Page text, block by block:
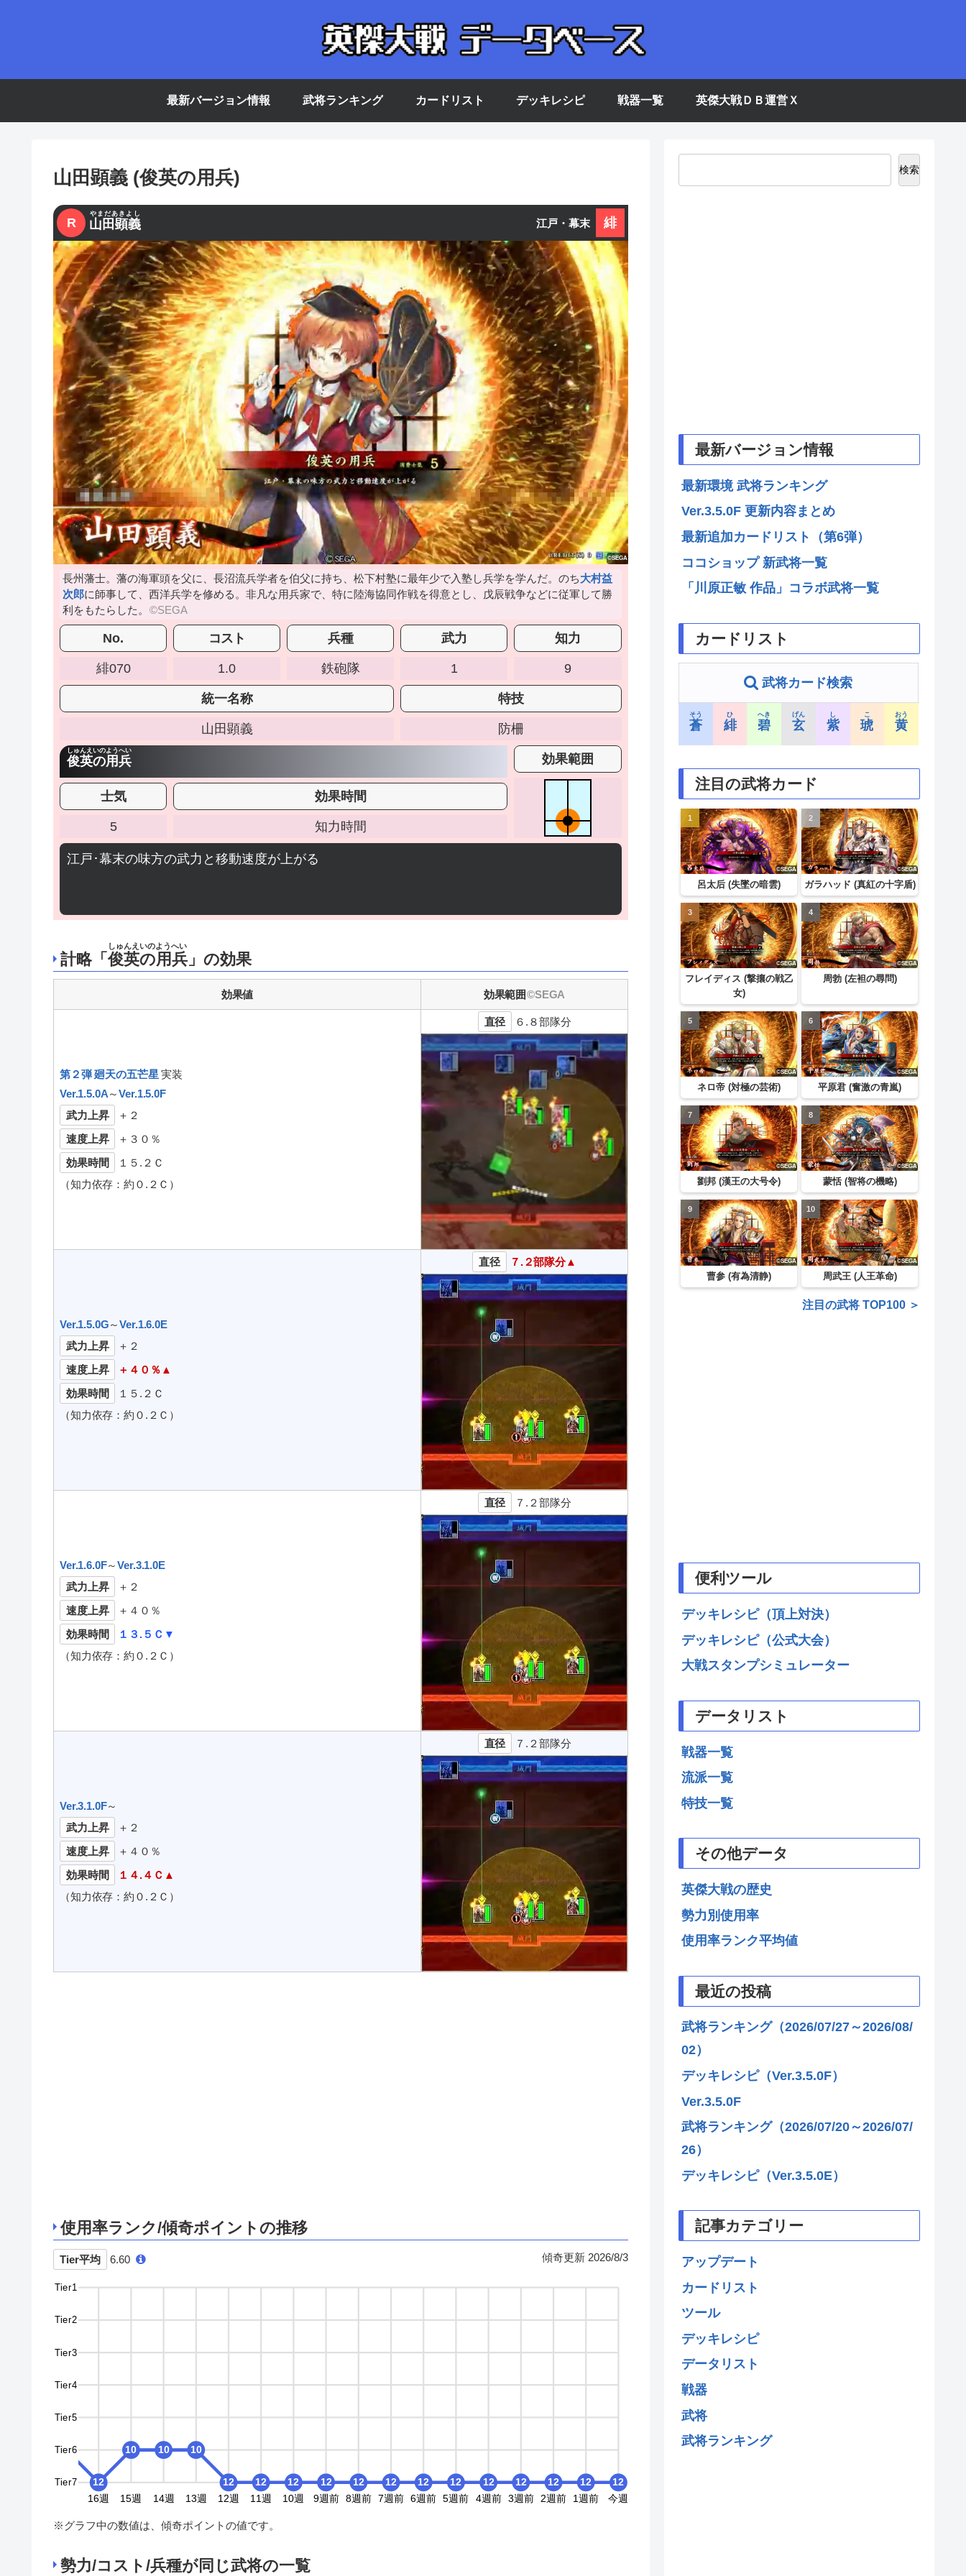
最新バージョン情報 武将ランキング カードリスト デッキレシピ 戦器一覧 英傑大戦ＤＢ運営Ｘ
山田顕義 (俊英の用兵)
R 山田顕義
やまだあきよし
江戸・幕末 緋
長州藩士。藩の海軍頭を父に、長沼流兵学者を伯父に持ち、松下村塾に最年少で入塾し兵学を学んだ。のち大村益
次郎に師事して、西洋兵学を修める。非凡な用兵家で、特に陸海協同作戦を得意とし、戊辰戦争などに従軍して勝
利をもたらした。
No. コスト 兵種 武力 知力
緋070 1.0 鉄砲隊 1 9
統一名称 特技
山田顕義 防柵
俊英の用兵
しゅんえいのようへい
効果範囲
士気 効果時間
5 知力時間
江戸･幕末の味方の武力と移動速度が上がる
計略「俊英の用兵
しゅんえいのようへい
」の効果
効果値 効果範囲
第２弾 廻天の五芒星 実装
Ver.1.5.0A～Ver.1.5.0F
武力上昇
＋２
速度上昇
＋３０％
効果時間
１５.２Ｃ
（知力依存：約０.２Ｃ）
直径 ６.８部隊分
Ver.1.5.0G～Ver.1.6.0E
武力上昇
＋２
速度上昇
＋４０％▲
効果時間
１５.２Ｃ
（知力依存：約０.２Ｃ）
直径 ７.２部隊分▲
Ver.1.6.0F～Ver.3.1.0E
武力上昇
＋２
速度上昇
＋４０％
効果時間
１３.５Ｃ▼
（知力依存：約０.２Ｃ）
直径 ７.２部隊分
Ver.3.1.0F～
武力上昇
＋２
速度上昇
＋４０％
効果時間
１４.４Ｃ▲
（知力依存：約０.２Ｃ）
直径 ７.２部隊分
使用率ランク/傾奇ポイントの推移
Tier平均 6.60 傾奇更新 2026/8/3
Tier1
Tier2
Tier3
Tier4
Tier5
Tier6
Tier7
16週 15週 14週 13週 12週 11週 10週 9週前 8週前 7週前 6週前 5週前 4週前 3週前 2週前 1週前 今週
10
12
10 10 10
12 12 12 12 12 12 12 12 12 12 12 12 12
※グラフ中の数値は、傾奇ポイントの値です。
勢力/コスト/兵種が同じ武将の一覧
検索
最新バージョン情報
最新環境 武将ランキング
Ver.3.5.0F 更新内容まとめ
最新追加カードリスト（第6弾）
ココショップ 新武将一覧
「川原正敏 作品」コラボ武将一覧
カードリスト
武将カード検索
蒼
そう
緋
ひ
碧
へき
玄
げん
紫
し
琥
こ
黄
おう
注目の武将カード
呂太后 (失墜の暗雲) ガラハッド (真紅の十字盾)
フレイディス (撃攘の戦乙
女)
周勃 (左袒の尋問)
ネロ帝 (対極の芸術) 平原君 (奮激の青嵐)
劉邦 (漢王の大号令) 蒙恬 (智将の機略)
曹参 (有為清静) 周武王 (人王革命)
注目の武将 TOP100 ＞
便利ツール
デッキレシピ（頂上対決）
デッキレシピ（公式大会）
大戦スタンプシミュレーター
データリスト
戦器一覧
流派一覧
特技一覧
その他データ
英傑大戦の歴史
勢力別使用率
使用率ランク平均値
最近の投稿
武将ランキング（2026/07/27～2026/08/
02）
デッキレシピ（Ver.3.5.0F）
Ver.3.5.0F
武将ランキング（2026/07/20～2026/07/
26）
デッキレシピ（Ver.3.5.0E）
記事カテゴリー
アップデート
カードリスト
ツール
デッキレシピ
データリスト
戦器
武将
武将ランキング